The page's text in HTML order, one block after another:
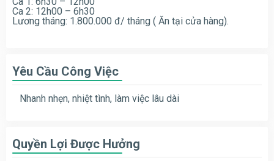
Ca 2: 12h00 – 6h30
Lương tháng: 1.800.000 đ/ tháng ( Ăn tại cửa hàng).
Yêu Cầu Công Việc
Nhanh nhẹn, nhiệt tình, làm việc lâu dài
Quyền Lợi Được Hưởng